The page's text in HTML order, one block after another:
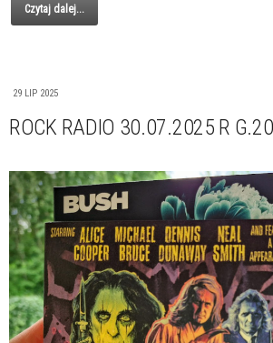
Czytaj dalej...
29 LIP 2025
ROCK RADIO 30.07.2025 R